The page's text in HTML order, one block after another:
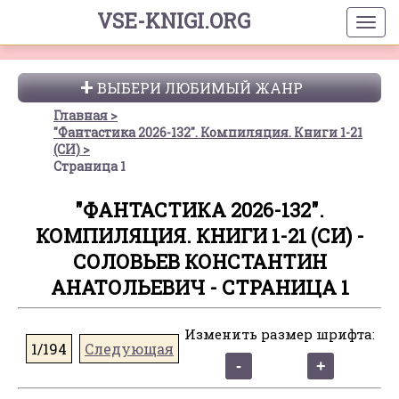
VSE-KNIGI.ORG
ВЫБЕРИ ЛЮБИМЫЙ ЖАНР
Главная
"Фантастика 2026-132". Компиляция. Книги 1-21
(СИ)
Страница 1
"ФАНТАСТИКА 2026-132".
КОМПИЛЯЦИЯ. КНИГИ 1-21 (СИ) -
СОЛОВЬЕВ КОНСТАНТИН
АНАТОЛЬЕВИЧ - СТРАНИЦА 1
1/194 Следующая
Изменить размер шрифта: